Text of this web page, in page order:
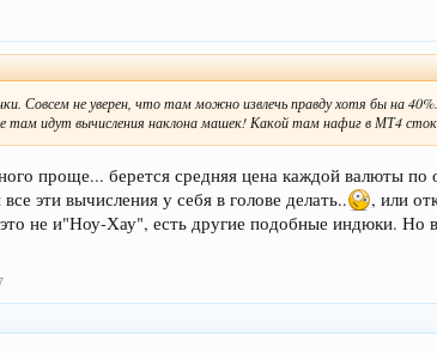
Совсем не уверен, что там можно извлечь правду хотя бы на
там идут вычисления наклона машек! Какой там нафиг в МТ4
проще... берется средняя цена каждой валюты
все эти вычисления у себя в голове делать..
, или
не и"Ноу-Хау", есть другие подобные индюки. Но